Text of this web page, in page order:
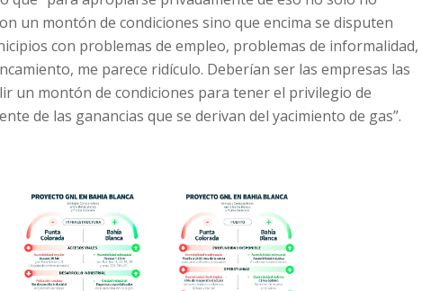
un montón de condiciones sino que encima se disputen
con problemas de empleo, problemas de informalidad,
me parece ridículo. Deberían ser las empresas las
un montón de condiciones para tener el privilegio de
de las ganancias que se derivan del yacimiento de gas”.